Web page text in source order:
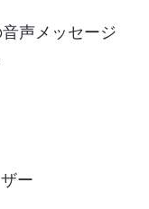
声メッセージ
ー